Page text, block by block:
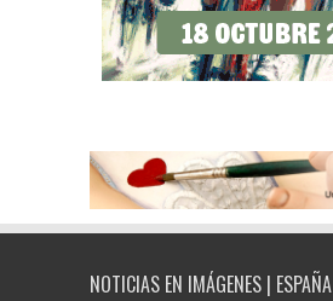
NOTICIAS EN IMÁGENES | ESPAÑA